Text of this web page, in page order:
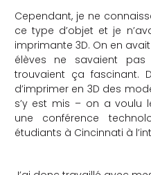
Cependant, je ne
ce type d’objet et je
imprimante 3D. On en
élèves ne savaient
trouvaient ça fascinant.
d’imprimer en 3D des
s’y est mis – on a voulu
une conférence
étudiants à Cincinnati à